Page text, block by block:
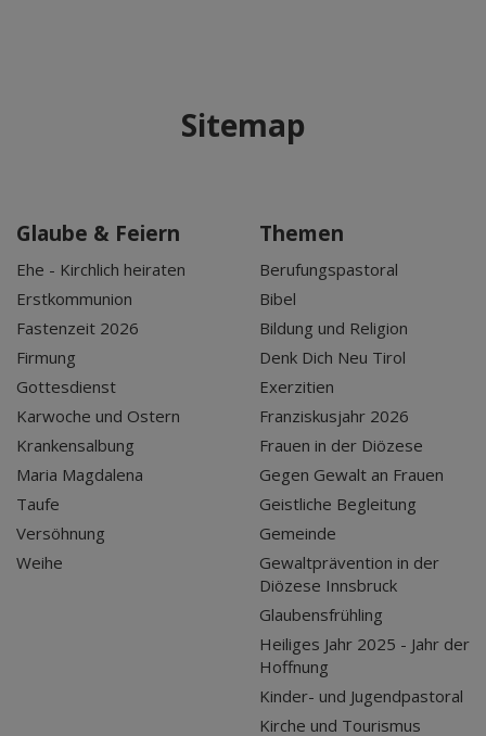
Sitemap
Glaube & Feiern
Ehe - Kirchlich heiraten
Erstkommunion
Fastenzeit 2026
Firmung
Gottesdienst
Karwoche und Ostern
Krankensalbung
Maria Magdalena
Taufe
Versöhnung
Weihe
Themen
Berufungspastoral
Bibel
Bildung und Religion
Denk Dich Neu Tirol
Exerzitien
Franziskusjahr 2026
Frauen in der Diözese
Gegen Gewalt an Frauen
Geistliche Begleitung
Gemeinde
Gewaltprävention in der
Diözese Innsbruck
Glaubensfrühling
Heiliges Jahr 2025 - Jahr der
Hoffnung
Kinder- und Jugendpastoral
Kirche und Tourismus